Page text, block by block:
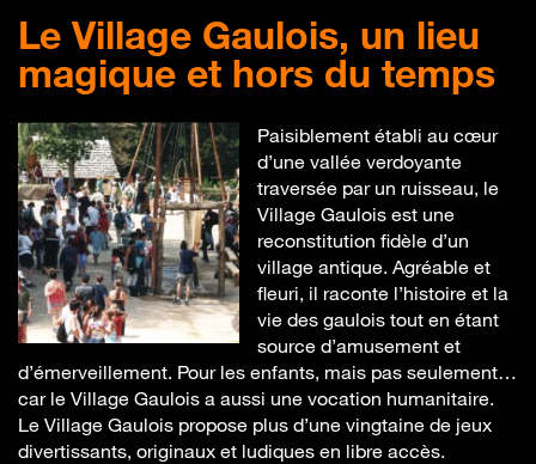
Le Village Gaulois, un lieu
magique et hors du temps
Paisiblement établi au cœur
d’une vallée verdoyante
traversée par un ruisseau, le
Village Gaulois est une
reconstitution fidèle d’un
village antique. Agréable et
fleuri, il raconte l’histoire et la
vie des gaulois tout en étant
source d’amusement et
d’émerveillement. Pour les enfants, mais pas seulement…
car le Village Gaulois a aussi une vocation humanitaire.
Le Village Gaulois propose plus d’une vingtaine de jeux
divertissants, originaux et ludiques en libre accès.